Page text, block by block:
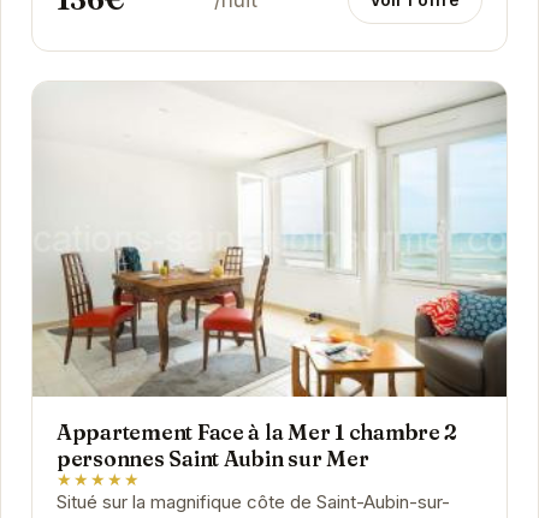
Appartement Face à la Mer 1 chambre 2
personnes Saint Aubin sur Mer
★★★★★
Situé sur la magnifique côte de Saint-Aubin-sur-